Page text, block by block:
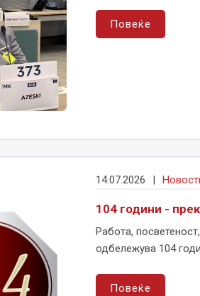
Повеќе
14.07.2026 |
104 години -
Работа,
одбележува 104
Повеќе